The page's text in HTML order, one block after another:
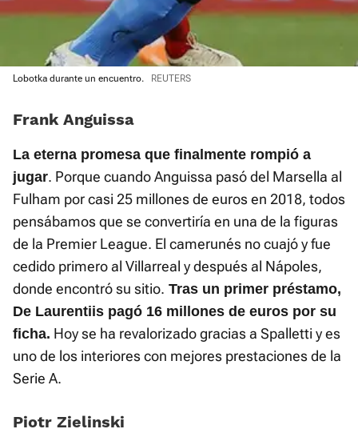
Lobotka durante un encuentro. REUTERS
Frank Anguissa
La eterna promesa que finalmente rompió a
jugar. Porque cuando Anguissa pasó del Marsella al
Fulham por casi 25 millones de euros en 2018, todos
pensábamos que se convertiría en una de la figuras
de la Premier League. El camerunés no cuajó y fue
cedido primero al Villarreal y después al Nápoles,
donde encontró su sitio. Tras un primer préstamo,
De Laurentiis pagó 16 millones de euros por su
ficha. Hoy se ha revalorizado gracias a Spalletti y es
uno de los interiores con mejores prestaciones de la
Serie A.
Piotr Zielinski